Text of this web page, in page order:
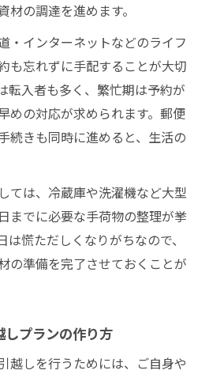
の調達を進めます。
・インターネットなどのライフ
も忘れずに手配することが大切
転入者も多く、繁忙期は予約が
めの対応が求められます。郵便
続きも同時に進めると、生活の
ては、冷蔵庫や洗濯機など大型
までに必要な手荷物の整理が挙
慌ただしくなりがちなので、
の準備を完了させておくことが
プランの作り方
越しを行うためには、ご自身や